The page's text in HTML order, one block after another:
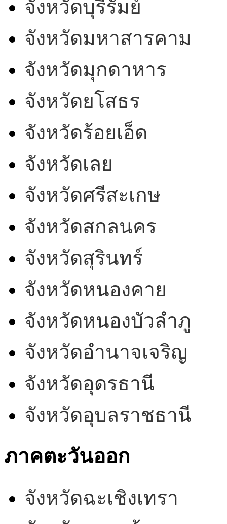
จังหวัดบุรีรัมย์
จังหวัดมหาสารคาม
จังหวัดมุกดาหาร
จังหวัดยโสธร
จังหวัดร้อยเอ็ด
จังหวัดเลย
จังหวัดศรีสะเกษ
จังหวัดสกลนคร
จังหวัดสุรินทร์
จังหวัดหนองคาย
จังหวัดหนองบัวลำภู
จังหวัดอำนาจเจริญ
จังหวัดอุดรธานี
จังหวัดอุบลราชธานี
ภาคตะวันออก
จังหวัดฉะเชิงเทรา